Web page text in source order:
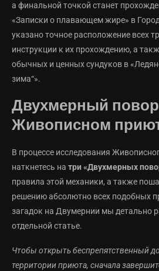
а финальной точкой станет
«Записки о плавающем жире» в
указано точное расположение всех
инструкции к их прохождению, а
обычных и ценных сундуков в
зима“».
Двухмерный
Живописном
В процессе исследования
наткнетесь на три «Двухмерных
правила этой механики, а также
решению абсолютно всех подобных
загадок на Двумернии мы детально
отдельной статье.
Чтобы открыть беспрепятственный
территории приюта, сначала